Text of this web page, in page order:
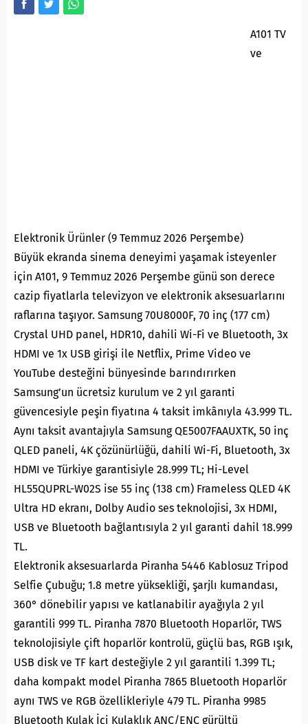
A101 TV
ve
Elektronik Ürünler (9 Temmuz 2026 Perşembe)
Büyük ekranda sinema deneyimi yaşamak isteyenler
için A101, 9 Temmuz 2026 Perşembe günü son derece
cazip fiyatlarla televizyon ve elektronik aksesuarlarını
raflarına taşıyor. Samsung 70U8000F, 70 inç (177 cm)
Crystal UHD panel, HDR10, dahili Wi-Fi ve Bluetooth, 3x
HDMI ve 1x USB girişi ile Netflix, Prime Video ve
YouTube desteğini bünyesinde barındırırken
Samsung’un ücretsiz kurulum ve 2 yıl garanti
güvencesiyle peşin fiyatına 4 taksit imkânıyla 43.999 TL.
Aynı taksit avantajıyla Samsung QE5007FAAUXTK, 50 inç
QLED paneli, 4K çözünürlüğü, dahili Wi-Fi, Bluetooth, 3x
HDMI ve Türkiye garantisiyle 28.999 TL; Hi-Level
HL55QUPRL-W02S ise 55 inç (138 cm) Frameless QLED 4K
Ultra HD ekranı, Dolby Audio ses teknolojisi, 3x HDMI,
USB ve Bluetooth bağlantısıyla 2 yıl garanti dahil 18.999
TL.
Elektronik aksesuarlarda Piranha 5446 Kablosuz Tripod
Selfie Çubuğu; 1.8 metre yüksekliği, şarjlı kumandası,
360° dönebilir yapısı ve katlanabilir ayağıyla 2 yıl
garantili 999 TL. Piranha 7870 Bluetooth Hoparlör, TWS
teknolojisiyle çift hoparlör kontrolü, güçlü bas, RGB ışık,
USB disk ve TF kart desteğiyle 2 yıl garantili 1.399 TL;
daha kompakt model Piranha 7865 Bluetooth Hoparlör
aynı TWS ve RGB özellikleriyle 479 TL. Piranha 9985
Bluetooth Kulak İçi Kulaklık ANC/ENC gürültü